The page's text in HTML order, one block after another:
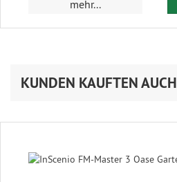
mehr...
KUNDEN KAUFTEN AUCH